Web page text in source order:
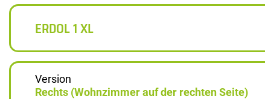
ERDOL 1 XL
Version
Rechts (Wohnzimmer auf der rechten Seite)